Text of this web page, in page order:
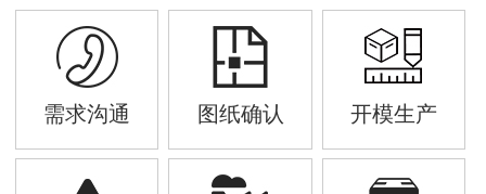
需求沟通 图纸确认 开模生产